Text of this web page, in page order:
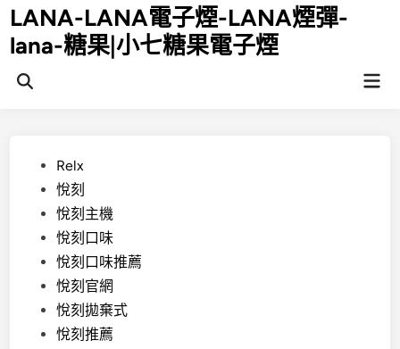
Skip
to
content
LANA-LANA電子煙-LANA煙彈-
lana-糖果|小七糖果電子煙
Open
PostedRelx
悅刻
悅刻主機
悅刻口味
悅刻口味推薦
悅刻官網
悅刻拋棄式
悅刻推薦